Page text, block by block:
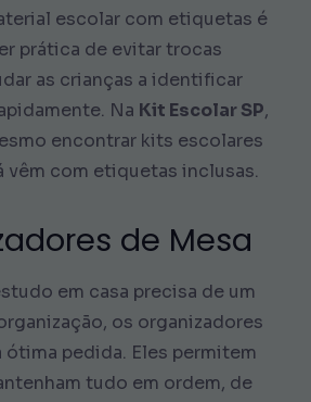
escolar com etiquetas é
prática de evitar trocas
as crianças a identificar
Na Kit Escolar SP,
encontrar kits escolares
vêm com etiquetas inclusas.
de Mesa
em casa precisa de um
os organizadores
ótima pedida. Eles permitem
tudo em ordem, de